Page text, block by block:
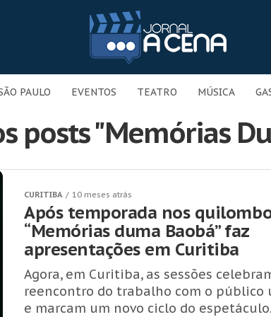
PAULO EVENTOS TEATRO MÚSICA
posts "Memórias
CURITIBA 10 meses atrás
Após temporada nos
“Memórias duma Baobá” faz
apresentações em Curitiba
Agora, em Curitiba, as sessões
reencontro do trabalho com o público
e marcam um novo ciclo do espetáculo.